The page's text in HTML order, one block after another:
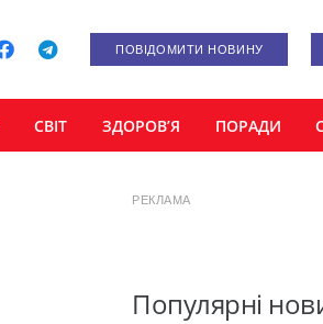
ПОВІДОМИТИ НОВИНУ
СВІТ ЗДОРОВ’Я ПОРАДИ
РЕКЛАМА
Популярні